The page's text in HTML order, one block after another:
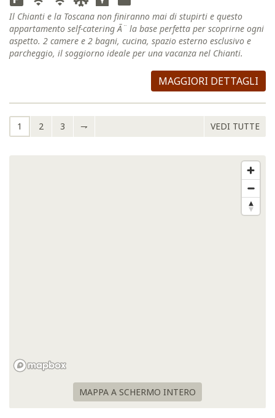
Il Chianti e la Toscana non finiranno mai di stupirti e questo
appartamento self-catering Ã¨ la base perfetta per scoprirne ogni
aspetto. 2 camere e 2 bagni, cucina, spazio esterno esclusivo e
parcheggio, il soggiorno ideale per una vacanza nel Chianti.
MAGGIORI DETTAGLI
1 2 3 ⇁ VEDI TUTTE
MAPPA A SCHERMO INTERO